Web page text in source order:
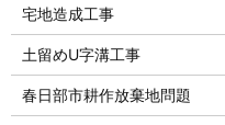
宅地造成工事
土留めU字溝工事
春日部市耕作放棄地問題